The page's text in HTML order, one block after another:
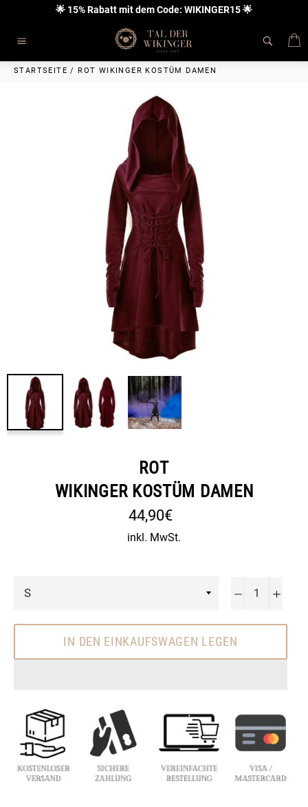
Inhalt
🌟 15% Rabatt mit dem Code: WIKINGER15 🌟
STARTSEITE / ROT WIKINGER KOSTÜM DAMEN
ROT
WIKINGER KOSTÜM DAMEN
Normaler
Preis
44,90€
inkl. MwSt.
− +
IN DEN EINKAUFSWAGEN LEGEN